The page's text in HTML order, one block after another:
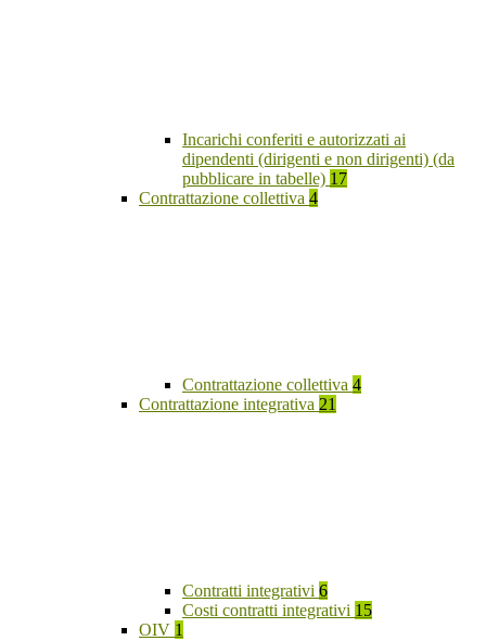
Incarichi conferiti e autorizzati ai
dipendenti (dirigenti e non dirigenti) (da
pubblicare in tabelle) 17
Contrattazione collettiva 4
Contrattazione collettiva 4
Contrattazione integrativa 21
Contratti integrativi 6
Costi contratti integrativi 15
OIV 1